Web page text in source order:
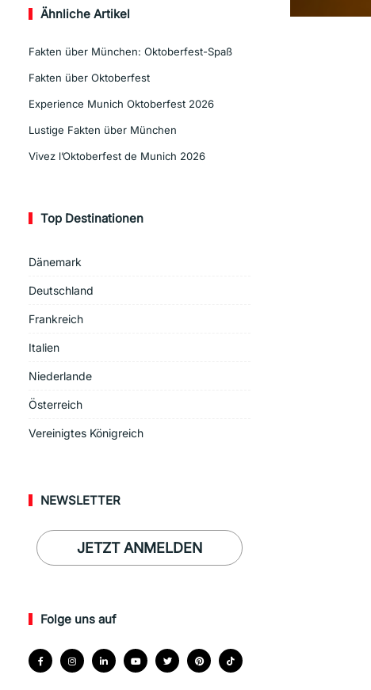
Ähnliche Artikel
Fakten über München: Oktoberfest-Spaß
Fakten über Oktoberfest
Experience Munich Oktoberfest 2026
Lustige Fakten über München
Vivez l’Oktoberfest de Munich 2026
Top Destinationen
Dänemark
Deutschland
Frankreich
Italien
Niederlande
Österreich
Vereinigtes Königreich
NEWSLETTER
JETZT ANMELDEN
Folge uns auf